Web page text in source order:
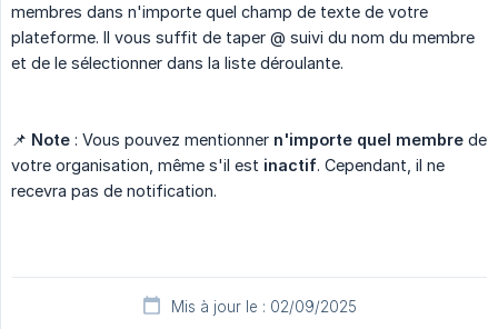
membres dans n'importe quel champ de texte de votre
plateforme. Il vous suffit de taper @ suivi du nom du membre
et de le sélectionner dans la liste déroulante.
📌 Note : Vous pouvez mentionner n'importe quel membre de
votre organisation, même s'il est inactif. Cependant, il ne
recevra pas de notification.
Mis à jour le : 02/09/2025